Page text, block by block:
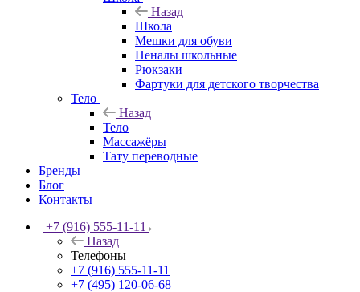
Назад
Школа
Мешки для обуви
Пеналы школьные
Рюкзаки
Фартуки для детского творчества
Тело
Назад
Тело
Массажёры
Тату переводные
Бренды
Блог
Контакты
+7 (916) 555-11-11
Назад
Телефоны
+7 (916) 555-11-11
+7 (495) 120-06-68